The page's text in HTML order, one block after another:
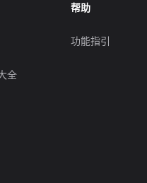
全
帮助
功能指引